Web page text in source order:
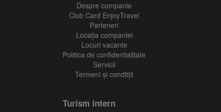
Despre companie
Club Card EnjoyTravel
Parteneri
Locaţia companiei
Locuri vacante
Politica de confidentialitate
Servicii
Termeni și conditții
Turism intern